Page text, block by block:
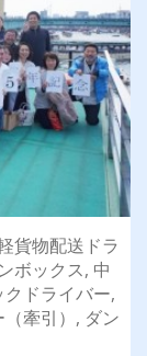
貨物配送ドラ
ボックス, 中
ドライバー,
牽引）, ダン